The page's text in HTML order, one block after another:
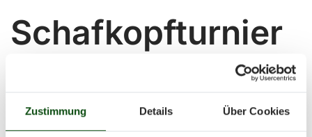
Zustimmung Details Über Cookies
Schafkopfturnier
An diesem großen Schafkopfturnier dürfen nur
Mitglieder von Vereinen, die dem Bayerischen